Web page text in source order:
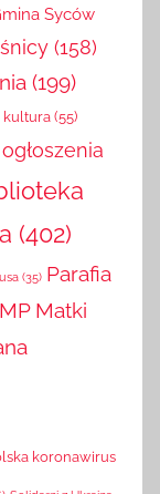
Syców
(158)
(199)
kultura (55)
ogłoszenia
(402)
(35) Parafia
Matki
koronawirus